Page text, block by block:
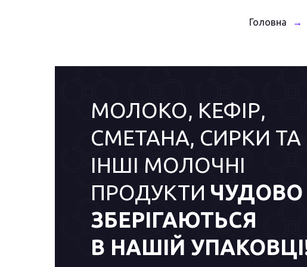
Головна →
МОЛОКО, КЕФІР,
СМЕТАНА, СИРКИ ТА
ІНШІ МОЛОЧНІ
ПРОДУКТИ ЧУДОВО
ЗБЕРІГАЮТЬСЯ
В НАШІЙ